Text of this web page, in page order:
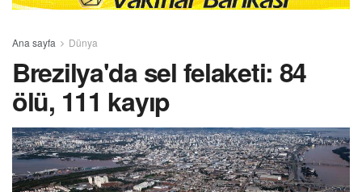
Ana sayfa Dünya
Brezilya'da sel felaketi: 84
ölü, 111 kayıp